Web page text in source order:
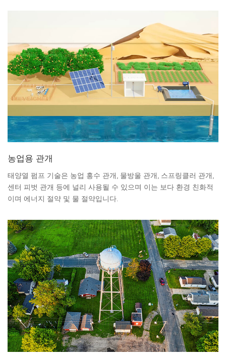
농업용 관개
태양열 펌프 기술은 농업 홍수 관개, 물방울 관개, 스프링클러 관개,
센터 피벗 관개 등에 널리 사용될 수 있으며 이는 보다 환경 친화적
이며 에너지 절약 및 물 절약입니다.